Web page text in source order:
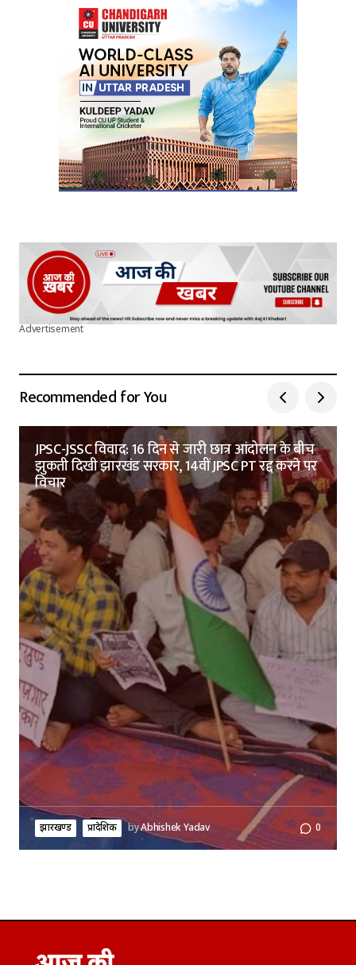
Advertisement
Recommended for You
JPSC-JSSC विवाद: 16 दिन से जारी छात्र आंदोलन के बीच
झुकती दिखी झारखंड सरकार, 14वीं JPSC PT रद्द करने पर
विचार
झारखण्ड प्रादेशिक byAbhishek Yadav 0